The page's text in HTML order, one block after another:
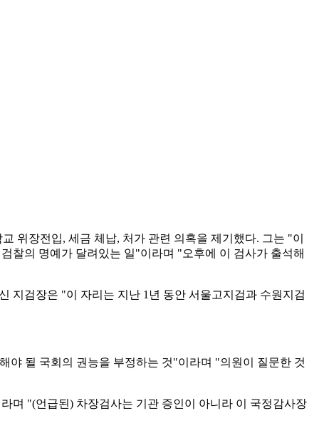
위장전입, 세금 체납, 처가 관련 의혹을 제기했다. 그는 "이
찰의 명예가 달려있는 일"이라며 "오후에 이 검사가 출석해
지검장은 "이 자리는 지난 1년 동안 서울고지검과 수원지검
야 될 국회의 권능을 부정하는 것"이라며 "의원이 질문한 것
며 "(언급된) 차장검사는 기관 증인이 아니라 이 국정감사장